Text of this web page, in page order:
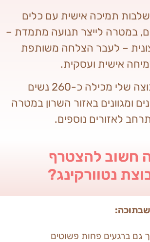
תמיכה אישית עם כלים
במטרה לייצר תנועה מתמדת –
– לעבר הצלחה משותפת
אישית ועסקית.
כיום, הקבוצה שלי מכילה כ-260 נשים
ומגוונים באזור השרון במטרה
לאזורים נוספים.
חשוב להצטרף
נטוורקינג?
גם ברגעים פחות פשוטים